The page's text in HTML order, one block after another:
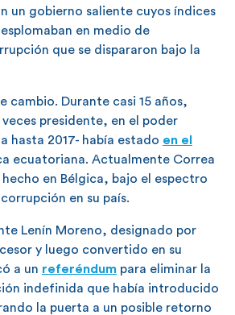
un gobierno saliente cuyos índices
en medio de
que se dispararon bajo la
cambio. Durante casi 15 años,
presidente, en el poder
hasta 2017- había estado en el
ecuatoriana. Actualmente Correa
en Bélgica, bajo el espectro
en su país.
Lenín Moreno, designado por
y luego convertido en su
a un referéndum para eliminar la
indefinida que había introducido
la puerta a un posible retorno